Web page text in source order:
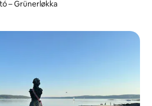
– Grünerløkka